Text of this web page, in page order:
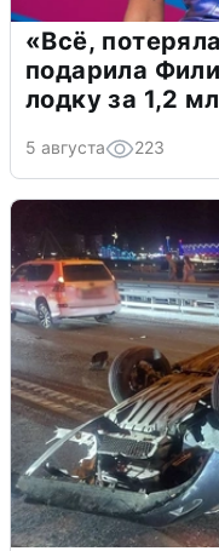
«Всё,
подарила
лодку за 1,2
5 августа 223